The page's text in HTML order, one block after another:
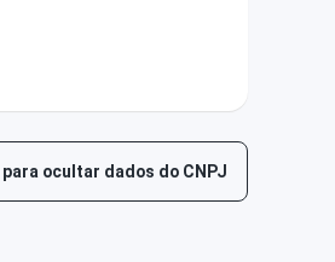
ocultar dados do CNPJ